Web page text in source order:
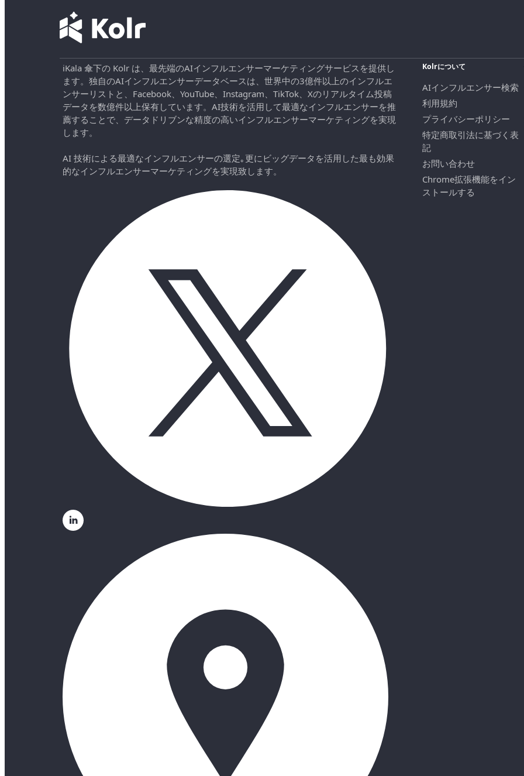
iKala 傘下の Kolr は、最先端のAIインフルエンサーマーケティングサービスを提供し
ます。独自のAIインフルエンサーデータベースは、世界中の3億件以上のインフルエ
ンサーリストと、Facebook、YouTube、Instagram、TikTok、Xのリアルタイム投稿
データを数億件以上保有しています。AI技術を活用して最適なインフルエンサーを推
薦することで、データドリブンな精度の高いインフルエンサーマーケティングを実現
します。
AI 技術による最適なインフルエンサーの選定｡更にビッグデータを活用した最も効果
的なインフルエンサーマーケティングを実現致します。
Kolrについて
AIインフルエンサー検索
利用規約
プライバシーポリシー
特定商取引法に基づく表
記
お問い合わせ
Chrome拡張機能をイン
ストールする